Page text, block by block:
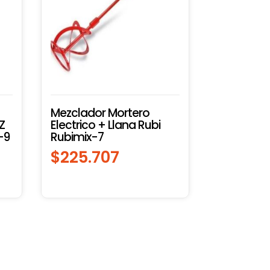
9
Mezclador Mortero
Electrico + Llana Rubi
Rubimix-7
$225.707